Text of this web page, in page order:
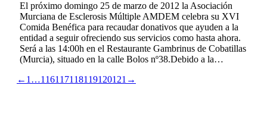
El próximo domingo 25 de marzo de 2012 la Asociación
Murciana de Esclerosis Múltiple AMDEM celebra su XVI
Comida Benéfica para recaudar donativos que ayuden a la
entidad a seguir ofreciendo sus servicios como hasta ahora.
Será a las 14:00h en el Restaurante Gambrinus de Cobatillas
(Murcia), situado en la calle Bolos nº38.Debido a la…
← 1 …116117118119120121 →